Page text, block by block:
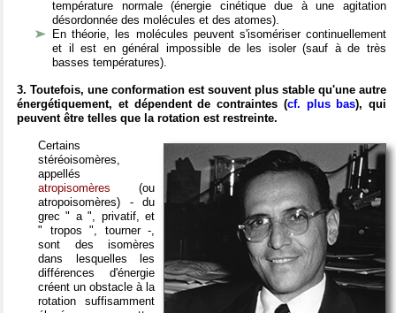
température normale (énergie cinétique due à une agitation
désordonnée des molécules et des atomes).
En théorie, les molécules peuvent s'isomériser continuellement
et il est en général impossible de les isoler (sauf à de très
basses températures).
3. Toutefois, une conformation est souvent plus stable qu'une autre
énergétiquement, et dépendent de contraintes (cf. plus bas), qui
peuvent être telles que la rotation est restreinte.
Certains
stéréoisomères,
appellés
atropisomères (ou
atropoisomères) - du
grec " a ", privatif, et
" tropos ", tourner -,
sont des isomères
dans lesquelles les
différences d'énergie
créent un obstacle à la
rotation suffisamment